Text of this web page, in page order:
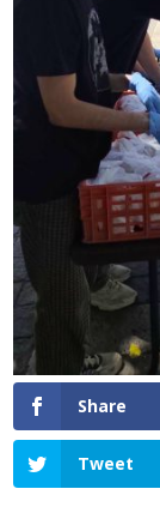
Share
Tweet